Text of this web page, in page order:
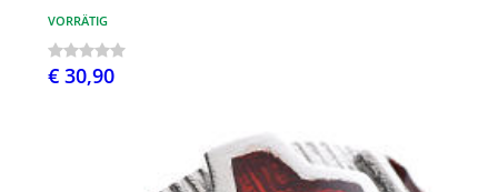
VORRÄTIG
€ 30,90